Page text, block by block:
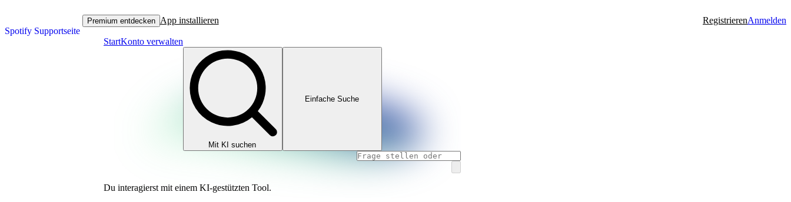
Spotify Supportseite
Premium entdecken App installieren RegistrierenAnmelden
StartKonto verwalten
Mit KI suchen
Einfache Suche
Du interagierst mit einem KI-gestützten Tool.